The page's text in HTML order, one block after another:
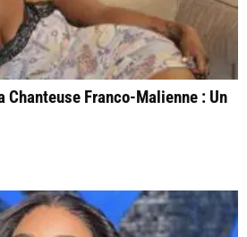
Chanteuse Franco-Malienne : Un